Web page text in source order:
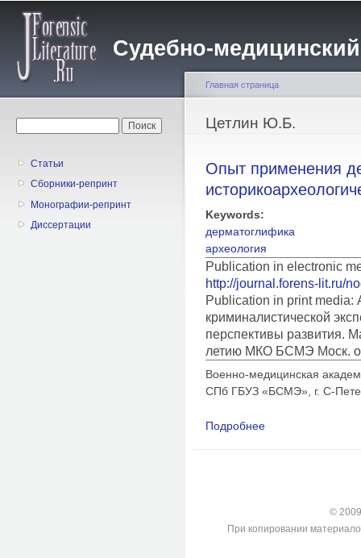
Судебно-
Статьи
Сборники-репринт
Монографии-репринт
Диссертации
Вы здесь
Главная страница
Цетлин Ю.Б.
Опыт применения
Keywords:
дерматоглифика
археология
Publication in electronic
http://journal.forens-lit.ru/
Publication in print media:
криминалистической
перспективы развития.
летию МКО БСМЭ Моск.
Военно-медицинская
СПб ГБУЗ «БСМЭ», г. С-
Подробнее
©
При копировании